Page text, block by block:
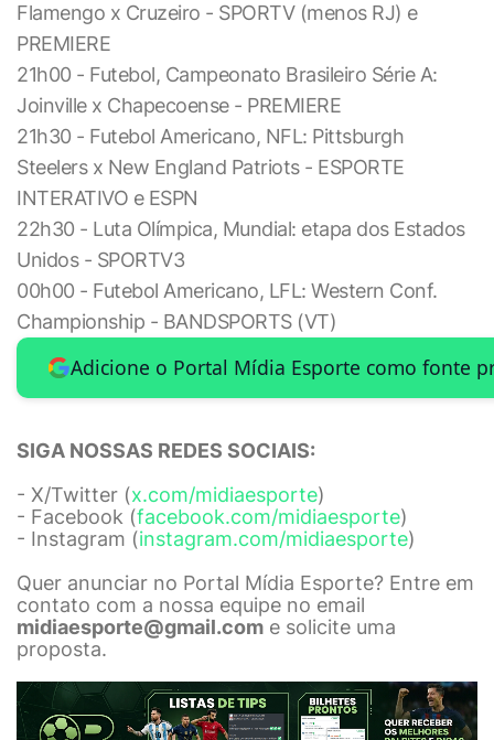
Flamengo x Cruzeiro - SPORTV (menos RJ) e
PREMIERE
21h00 - Futebol, Campeonato Brasileiro Série A:
Joinville x Chapecoense - PREMIERE
21h30 - Futebol Americano, NFL: Pittsburgh
Steelers x New England Patriots - ESPORTE
INTERATIVO e ESPN
22h30 - Luta Olímpica, Mundial: etapa dos Estados
Unidos - SPORTV3
00h00 - Futebol Americano, LFL: Western Conf.
Championship - BANDSPORTS (VT)
Adicione o Portal Mídia Esporte como fonte
SIGA NOSSAS REDES SOCIAIS:
- X/Twitter (x.com/midiaesporte)
- Facebook (facebook.com/midiaesporte)
- Instagram (instagram.com/midiaesporte)
Quer anunciar no Portal Mídia Esporte? Entre em
contato com a nossa equipe no email
midiaesporte@gmail.com e solicite uma
proposta.